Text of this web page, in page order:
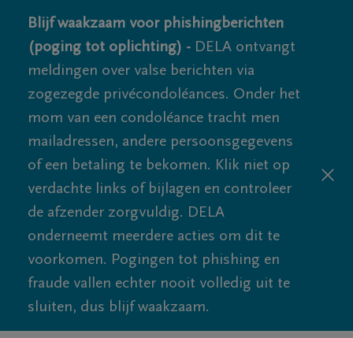
Blijf waakzaam voor phishingberichten
(poging tot oplichting) - DELA ontvangt
meldingen over valse berichten via
zogezegde privécondoléances. Onder het
mom van een condoléance tracht men
mailadressen, andere persoonsgegevens
of een betaling te bekomen. Klik niet op
verdachte links of bijlagen en controleer
de afzender zorgvuldig. DELA
onderneemt meerdere acties om dit te
voorkomen. Pogingen tot phishing en
fraude vallen echter nooit volledig uit te
sluiten, dus blijf waakzaam.